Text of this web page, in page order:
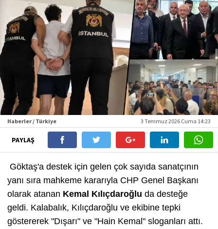
Haberler / Türkiye 3 Temmuz 2026 Cuma 14:23
PAYLAŞ
Göktaş'a destek için gelen çok sayıda sanatçının
yanı sıra mahkeme kararıyla CHP Genel Başkanı
olarak atanan Kemal Kılıçdaroğlu da desteğe
geldi. Kalabalık, Kılıçdaroğlu ve ekibine tepki
göstererek "Dışarı" ve "Hain Kemal" sloganları attı.